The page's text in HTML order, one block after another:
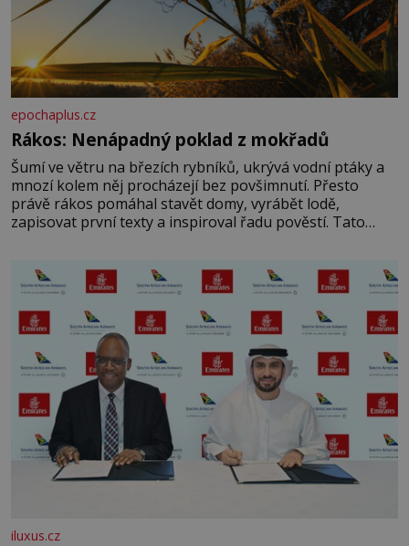
epochaplus.cz
Rákos: Nenápadný poklad z mokřadů
Šumí ve větru na březích rybníků, ukrývá vodní ptáky a
mnozí kolem něj procházejí bez povšimnutí. Přesto
právě rákos pomáhal stavět domy, vyrábět lodě,
zapisovat první texty a inspiroval řadu pověstí. Tato
letního koupání. Stačí se však podívat
iluxus.cz